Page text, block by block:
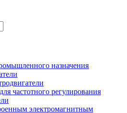
назначения
частотного регулирования
электромагнитным